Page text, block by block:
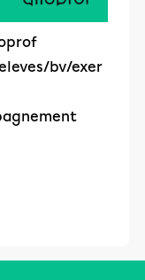
bv/exer